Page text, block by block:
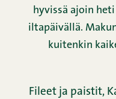
hyvissä ajoin
iltapäivällä.
kuitenkin
Fileet ja paistit,